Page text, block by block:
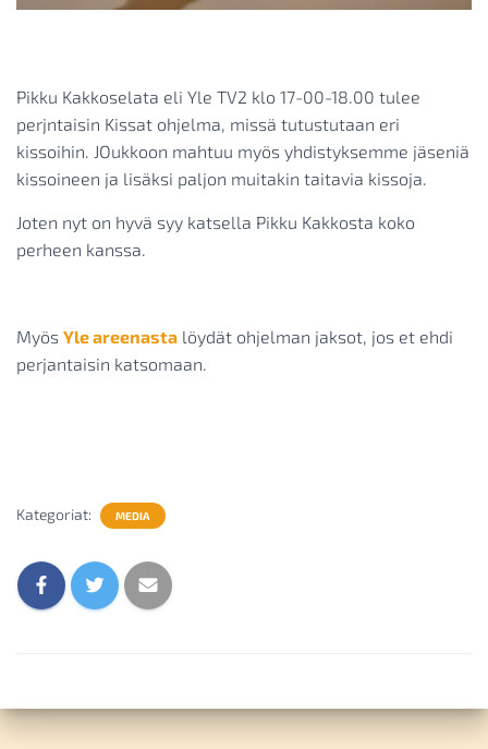
Pikku Kakkoselata eli Yle TV2 klo 17-00-18.00 tulee
perjntaisin Kissat ohjelma, missä tutustutaan eri
kissoihin. JOukkoon mahtuu myös yhdistyksemme jäseniä
kissoineen ja lisäksi paljon muitakin taitavia kissoja.
Joten nyt on hyvä syy katsella Pikku Kakkosta koko
perheen kanssa.
Myös Yle areenasta löydät ohjelman jaksot, jos et ehdi
perjantaisin katsomaan.
Kategoriat: MEDIA